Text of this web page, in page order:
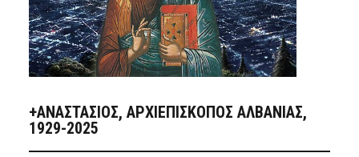
+ΑΝΑΣΤΆΣΙΟΣ, ΑΡΧΙΕΠΊΣΚΟΠΟΣ ΑΛΒΑΝΊΑΣ,
1929-2025